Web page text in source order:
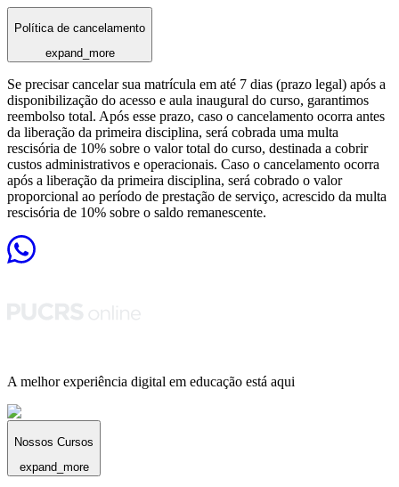
Política de cancelamento
expand_more
Se precisar cancelar sua matrícula em até 7 dias (prazo legal) após a
disponibilização do acesso e aula inaugural do curso, garantimos
reembolso total. Após esse prazo, caso o cancelamento ocorra antes
da liberação da primeira disciplina, será cobrada uma multa
rescisória de 10% sobre o valor total do curso, destinada a cobrir
custos administrativos e operacionais. Caso o cancelamento ocorra
após a liberação da primeira disciplina, será cobrado o valor
proporcional ao período de prestação de serviço, acrescido da multa
rescisória de 10% sobre o saldo remanescente.
A melhor experiência digital em educação está aqui
Nossos Cursos
expand_more